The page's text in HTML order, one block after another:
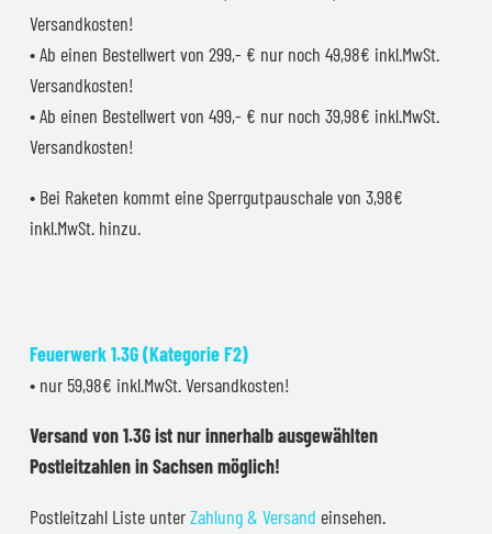
Versandkosten!
• Ab einen Bestellwert von 299,- € nur noch 49,98€ inkl.MwSt.
Versandkosten!
• Ab einen Bestellwert von 499,- € nur noch 39,98€ inkl.MwSt.
Versandkosten!
• Bei Raketen kommt eine Sperrgutpauschale von 3,98€
inkl.MwSt. hinzu.
Feuerwerk 1.3G (Kategorie F2)
• nur 59,98€ inkl.MwSt. Versandkosten!
Versand von 1.3G ist nur innerhalb ausgewählten
Postleitzahlen in Sachsen möglich!
Postleitzahl Liste unterZahlung & Versand einsehen.